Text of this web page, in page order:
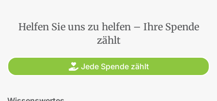
Helfen Sie uns zu helfen – Ihre Spende
zählt
Jede Spende zählt